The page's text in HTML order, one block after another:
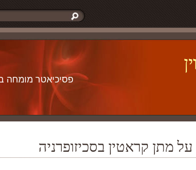
פסיכיאטר מומחה
מתן קראטין בסכיזופרניה